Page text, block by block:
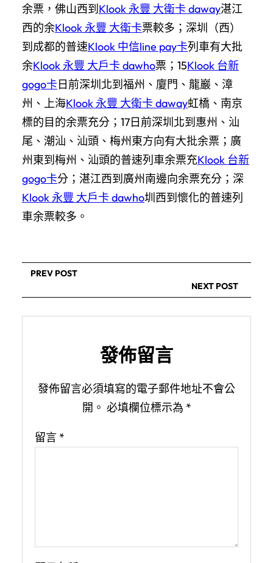
余票，佛山西到 Klook 永豐 大衛卡 daway湛江
西的余Klook 永豐 大衛卡票較多；深圳（西）
到成都的普速Klook 中信line pay卡列車有大批
余Klook 永豐 大戶卡 dawho票；15Klook 台新
gogo卡日前深圳北到福州、廈門、龍巖、漳
州、上海Klook 永豐 大衛卡 daway虹橋、南京
標的目的余票充分；17日前深圳北到惠州、汕
尾、潮汕、汕頭、梅州東方向有大批余票；廣
州東到梅州、汕頭的普速列車余票充Klook 台新
gogo卡分；湛江西到廣州南邊向余票充分；深
Klook 永豐 大戶卡 dawho圳西到懷化的普速列
車余票較多。
PREV POST
NEXT POST
發佈留言
發佈留言必須填寫的電子郵件地址不會公
開。 必填欄位標示為 *
留言 *